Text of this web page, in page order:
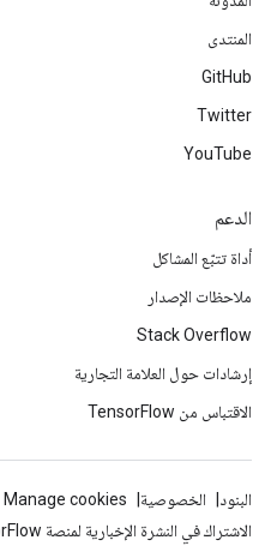
المنتدى
GitHub
Twitter
YouTube
الدعم
أداة تتبّع المشاكل
ملاحظات الإصدار
Stack Overflow
إرشادات حول العلامة التجارية
الاقتباس من TensorFlow
البنود الخصوصية
Manage cookies
الاشتراك في النشرة الإخبارية لمنصة TensorFlow